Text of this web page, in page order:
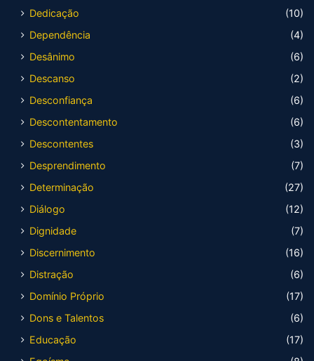
Dedicação
(10)
Dependência
(4)
Desânimo
(6)
Descanso
(2)
Desconfiança
(6)
Descontentamento
(6)
Descontentes
(3)
Desprendimento
(7)
Determinação
(27)
Diálogo
(12)
Dignidade
(7)
Discernimento
(16)
Distração
(6)
Domínio Próprio
(17)
Dons e Talentos
(6)
Educação
(17)